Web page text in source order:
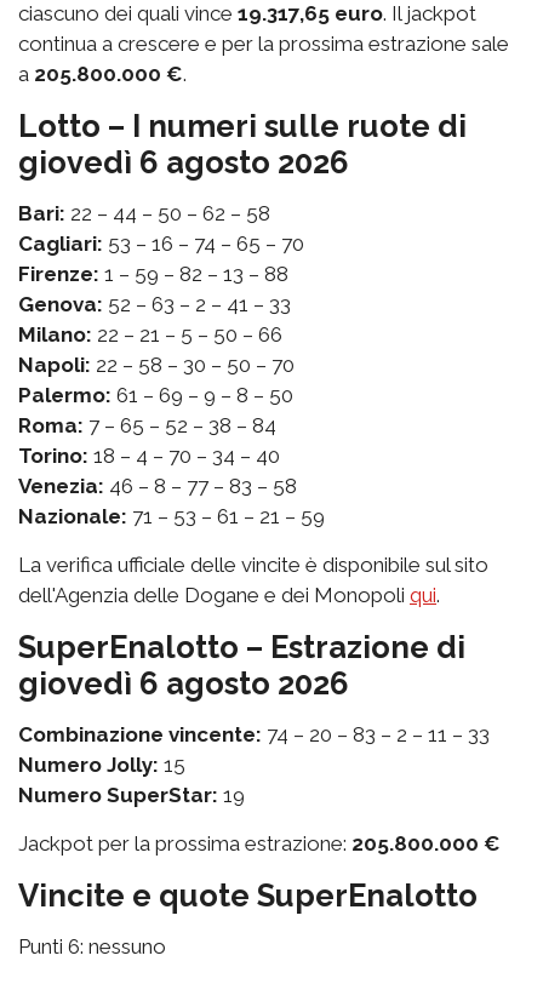
ciascuno dei quali vince 19.317,65 euro. Il jackpot
continua a crescere e per la prossima estrazione sale
a 205.800.000 €.
Lotto – I numeri sulle ruote di
giovedì 6 agosto 2026
Bari: 22 – 44 – 50 – 62 – 58
Cagliari: 53 – 16 – 74 – 65 – 70
Firenze: 1 – 59 – 82 – 13 – 88
Genova: 52 – 63 – 2 – 41 – 33
Milano: 22 – 21 – 5 – 50 – 66
Napoli: 22 – 58 – 30 – 50 – 70
Palermo: 61 – 69 – 9 – 8 – 50
Roma: 7 – 65 – 52 – 38 – 84
Torino: 18 – 4 – 70 – 34 – 40
Venezia: 46 – 8 – 77 – 83 – 58
Nazionale: 71 – 53 – 61 – 21 – 59
La verifica ufficiale delle vincite è disponibile sul sito
dell'Agenzia delle Dogane e dei Monopoli qui.
SuperEnalotto – Estrazione di
giovedì 6 agosto 2026
Combinazione vincente: 74 – 20 – 83 – 2 – 11 – 33
Numero Jolly: 15
Numero SuperStar: 19
Jackpot per la prossima estrazione: 205.800.000 €
Vincite e quote SuperEnalotto
Punti 6: nessuno